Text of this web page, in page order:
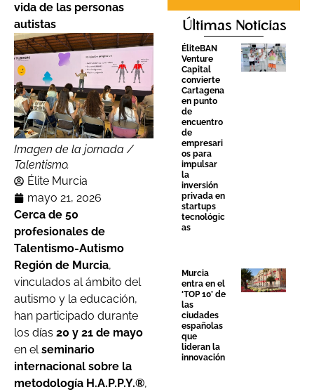
vida de las personas
autistas
Imagen de la jornada /
Talentismo.
Élite Murcia
mayo 21, 2026
Cerca de 50
profesionales de
Talentismo-Autismo
Región de Murcia,
vinculados al ámbito del
autismo y la educación,
han participado durante
los días 20 y 21 de mayo
en elseminario
internacional sobre la
metodología H.A.P.P.Y.®,
Últimas Noticias
ÉliteBAN
Venture
Capital
convierte
Cartagena
en punto
de
encuentro
de
empresari
os para
impulsar
la
inversión
privada en
startups
tecnológic
as
Murcia
entra en el
‘TOP 10’ de
las
ciudades
españolas
que
lideran la
innovación